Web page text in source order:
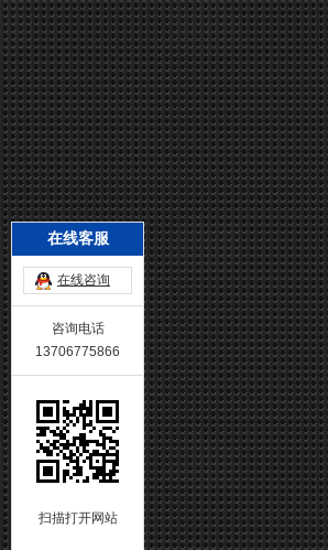
在线客服
在线咨询
咨询电话
13706775866
扫描打开网站